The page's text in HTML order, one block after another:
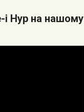
і Нур на нашому